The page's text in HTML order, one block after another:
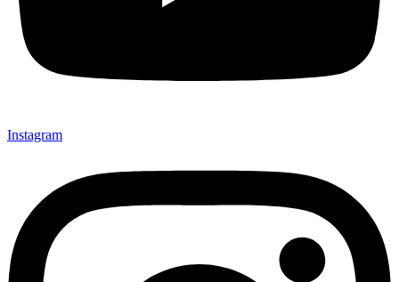
Instagram